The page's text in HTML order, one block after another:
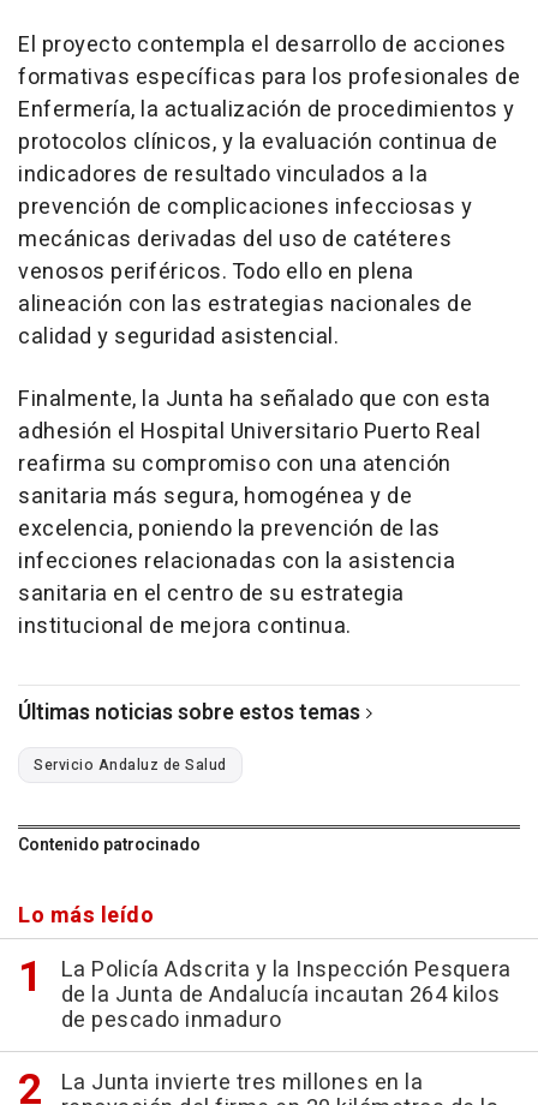
El proyecto contempla el desarrollo de acciones
formativas específicas para los profesionales de
Enfermería, la actualización de procedimientos y
protocolos clínicos, y la evaluación continua de
indicadores de resultado vinculados a la
prevención de complicaciones infecciosas y
mecánicas derivadas del uso de catéteres
venosos periféricos. Todo ello en plena
alineación con las estrategias nacionales de
calidad y seguridad asistencial.
Finalmente, la Junta ha señalado que con esta
adhesión el Hospital Universitario Puerto Real
reafirma su compromiso con una atención
sanitaria más segura, homogénea y de
excelencia, poniendo la prevención de las
infecciones relacionadas con la asistencia
sanitaria en el centro de su estrategia
institucional de mejora continua.
Últimas noticias sobre estos temas
Servicio Andaluz de Salud
Contenido patrocinado
Lo más leído
La Policía Adscrita y la Inspección Pesquera
de la Junta de Andalucía incautan 264 kilos
de pescado inmaduro
La Junta invierte tres millones en la